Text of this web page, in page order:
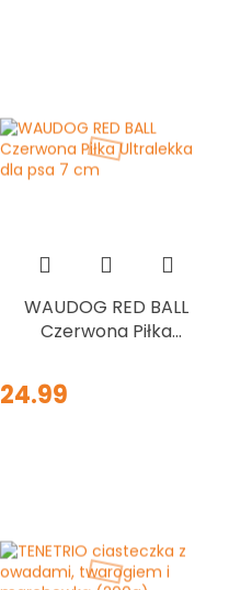
WAUDOG RED BALL
Czerwona Piłka
24.99